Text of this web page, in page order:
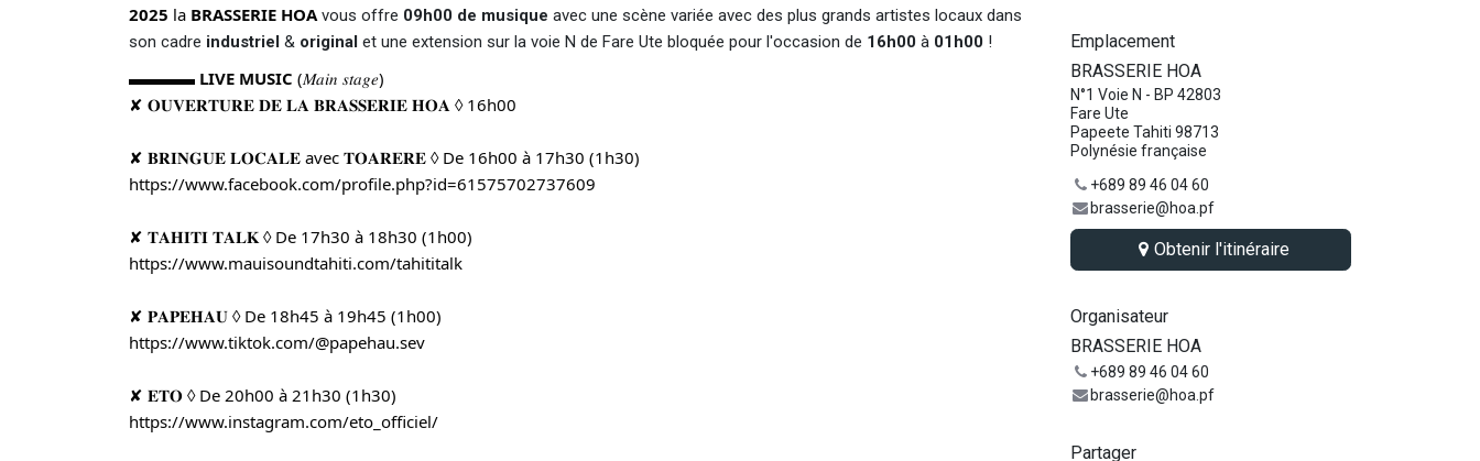
2025 la BRASSERIE HOA vous offre 09h00 de musique avec une scène variée avec des plus grands artistes locaux dans
son cadre industriel & original et une extension sur la voie N de Fare Ute bloquée pour l'occasion de 16h00 à 01h00 !
▬▬▬▬ LIVE MUSIC (𝑀𝑎𝑖𝑛 𝑠𝑡𝑎𝑔𝑒)
✘ 𝐎𝐔𝐕𝐄𝐑𝐓𝐔𝐑𝐄 𝐃𝐄 𝐋𝐀 𝐁𝐑𝐀𝐒𝐒𝐄𝐑𝐈𝐄 𝐇𝐎𝐀 ◊ 16h00
✘ 𝐁𝐑𝐈𝐍𝐆𝐔𝐄 𝐋𝐎𝐂𝐀𝐋𝐄 avec 𝐓𝐎𝐀𝐑𝐄𝐑𝐄 ◊ De 16h00 à 17h30 (1h30)
https://www.facebook.com/profile.php?id=61575702737609
✘ 𝐓𝐀𝐇𝐈𝐓𝐈 𝐓𝐀𝐋𝐊 ◊ De 17h30 à 18h30 (1h00)
https://www.mauisoundtahiti.com/tahititalk
✘ 𝐏𝐀𝐏𝐄𝐇𝐀𝐔 ◊ De 18h45 à 19h45 (1h00)
https://www.tiktok.com/@papehau.sev
✘ 𝐄𝐓𝐎 ◊ De 20h00 à 21h30 (1h30)
https://www.instagram.com/eto_officiel/
Emplacement
BRASSERIE HOA
N°1 Voie N - BP 42803
Fare Ute
Papeete Tahiti 98713
Polynésie française
+689 89 46 04 60
brasserie@hoa.pf
Obtenir l'itinéraire
Organisateur
BRASSERIE HOA
+689 89 46 04 60
brasserie@hoa.pf
Partager